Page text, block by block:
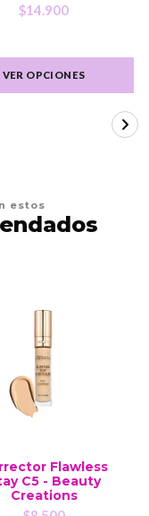
$14.900
VER OPCIONES
estos
Flawless
C5 - Beauty
Creations